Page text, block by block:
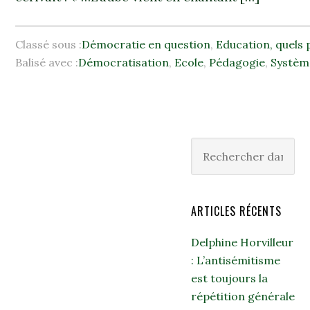
Classé sous :Démocratie en question, Education, quels
Balisé avec :Démocratisation, Ecole, Pédagogie,
ARTICLES RÉCENTS
Delphine Horvilleur
: L’antisémitisme
est toujours la
répétition générale